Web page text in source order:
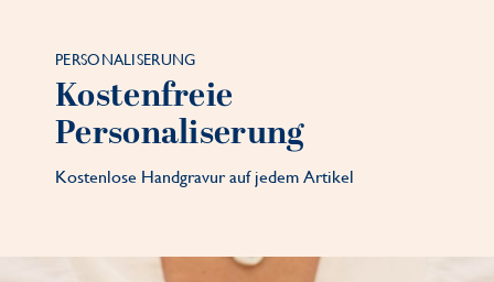
PERSONALISERUNG
Kostenfreie
Personaliserung
Kostenlose Handgravur auf jedem Artikel